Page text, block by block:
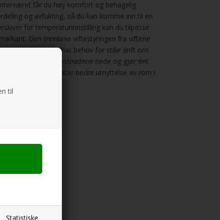
til
Statistiske
får du høy komfort og behagelig
og avfukting, så du kan komme inn til en
for temperaturinnstilling kan du tilpasse
Den trinnløse viftestyringen fra viftene
uansett om du har behov for stille drift om
de løpende kostnadene nede og gjør det
flat kabinett tillater bedre utnyttelse av rom i